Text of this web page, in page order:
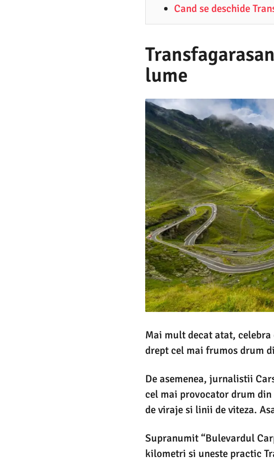
Cand se deschide
lume
Mai mult decat atat, celebra
drept cel mai frumos drum
De asemenea, jurnalistii
cel mai provocator drum
de viraje si linii de viteza.
Supranumit “Bulevardul
kilometri si uneste practic